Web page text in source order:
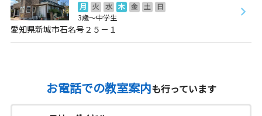
月 火 水 木 金 土
日
3歳～中学生
愛知県新城市石名号２５－１
お電話での教室案内も行っています